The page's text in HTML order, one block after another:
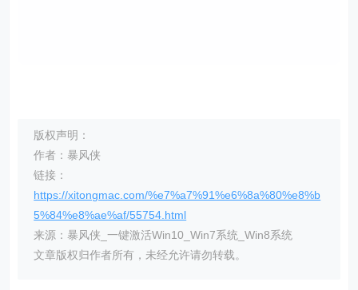
版权声明：
作者：暴风侠
链接：
https://xitongmac.com/%e7%a7%91%e6%8a%80%e8%b
5%84%e8%ae%af/55754.html
来源：暴风侠_一键激活Win10_Win7系统_Win8系统
文章版权归作者所有，未经允许请勿转载。